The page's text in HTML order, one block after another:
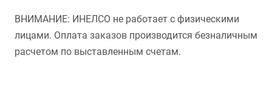
ВНИМАНИЕ: ИНЕЛСО не работает с физическими
лицами. Оплата заказов производится безналичным
расчетом по выставленным счетам.